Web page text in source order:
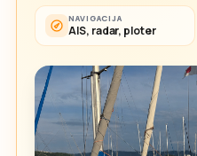
NAVIGACIJA
AIS, radar, ploter